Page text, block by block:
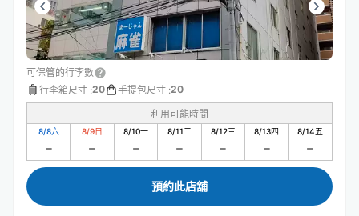
可保管的行李數
行李箱尺寸 :20 手提包尺寸 :20
利用可能時間
8/8六 8/9日 8/10一 8/11二 8/12三 8/13四 8/14五
預約此店舖